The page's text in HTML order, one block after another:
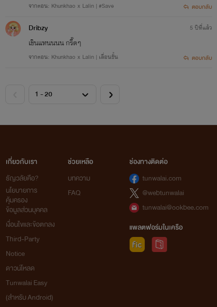
จากตอน: Khunkhao x Lalin | #Save ตอบกลับ
Dribzy
เขินแทนนนน กรี๊ดๆ
จากตอน: Khunkhao x Lalin | เลื่อนขั้น
5 ปีที่แล้ว
ตอบกลับ
เกี่ยวกับเรา
ธัญวลัยคือ?
นโยบายการ
คุ้มครอง
ข้อมูลส่วนบุคคล
เงื่อนไขและข้อตกลง
Third-Party
Notice
ดาวน์โหลด
Tunwalai Easy
(สำหรับ Android)
ช่วยเหลือ
บทความ
FAQ
ช่องทางติดต่อ
tunwalai.com
@webtunwalai
tunwalai@ookbee.com
แพลตฟอร์มในเครือ